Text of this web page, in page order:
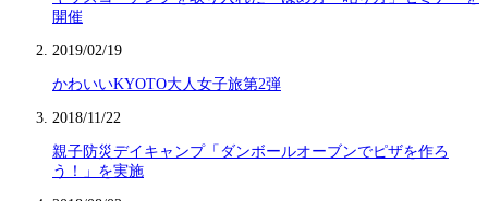
開催
2019/02/19
かわいいKYOTO大人女子旅第2弾
2018/11/22
親子防災デイキャンプ「ダンボールオーブンでピザを作ろ
う！」を実施